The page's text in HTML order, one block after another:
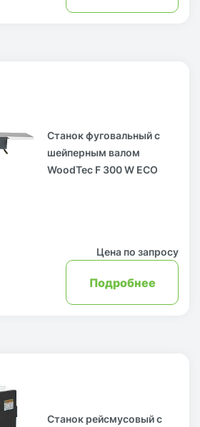
Станок фуговальный с
шейперным валом
WoodTec F 300 W ECO
Цена по запросу
Подробнее
Станок рейсмусовый с